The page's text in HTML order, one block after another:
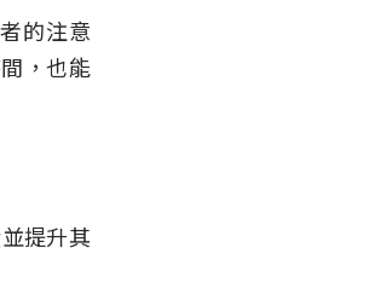
的注意
，也能
提升其